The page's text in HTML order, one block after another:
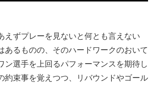
えずプレーを見ないと何とも言えない
あるものの、そのハードワークのおいて
ン選手を上回るパフォーマンスを期待し
約束事を覚えつつ、リバウンドやゴール